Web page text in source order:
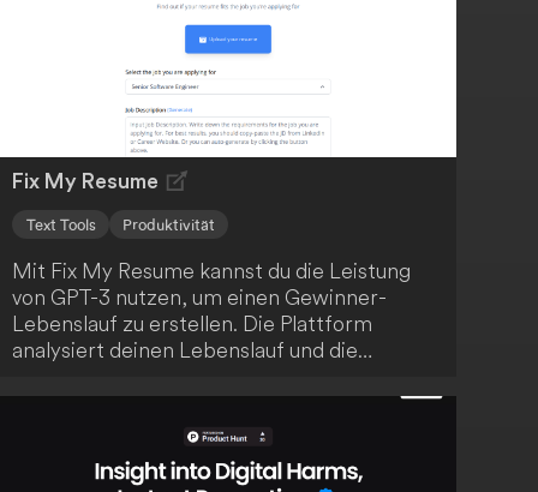
Fix My Resume
Text Tools Produktivität
Mit Fix My Resume kannst du die Leistung
von GPT-3 nutzen, um einen Gewinner-
Lebenslauf zu erstellen. Die Plattform
analysiert deinen Lebenslauf und die
personalisierte Tipps, um deine
Erfolgsaussichten zu verbessern. Verbessere
deine Job-Suche und erreiche heute deinen
Traumjob!